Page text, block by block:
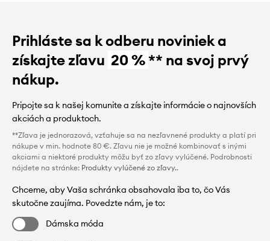
Prihláste sa k odberu noviniek a
získajte zľavu 20 %** na svoj prvý
nákup.
Pripojte sa k našej komunite a získajte informácie o najnovších
akciách a produktoch.
**Zľava je jednorazová, vzťahuje sa na nezľavnené produkty a platí pri
nákupe v min. hodnote 80 €. Zľavu nie je možné kombinovať s inými
akciami a niektoré produkty môžu byť zo zľavy vylúčené. Podrobnosti
nájdete na stránke: Produkty vylúčené zo zľavy..
Chceme, aby Vaša schránka obsahovala iba to, čo Vás
skutočne zaujíma. Povedzte nám, je to:
Dámska móda